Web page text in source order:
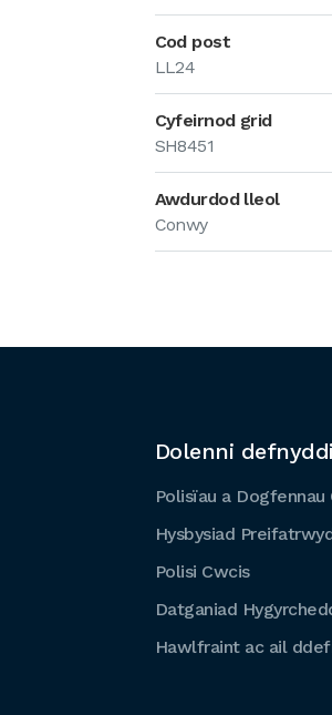
Cod post
LL24
Cyfeirnod grid
SH8451
Awdurdod lleol
Conwy
Dolenni
Polisïau a
Hysbysiad
Polisi Cwcis
Datganiad
Hawlfraint ac ail